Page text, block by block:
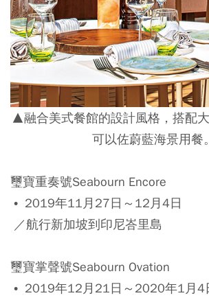
▲融合美式餐館的設計風格，搭配
可以佐蔚藍海景用餐。
璽寶重奏號Seabourn Encore
• 2019年11月27日～12月4日
／航行新加坡到印尼峇里島
璽寶掌聲號Seabourn Ovation
• 2019年12月21日～2020年1月4